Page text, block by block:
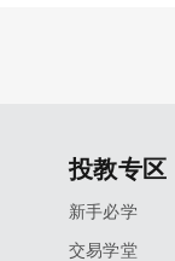
投教专区
新手必学
交易学堂